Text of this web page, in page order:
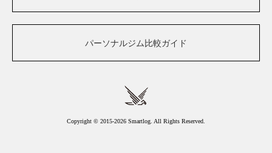
パーソナルジム比較ガイド
Copyright © 2015-2026 Smartlog. All Rights Reserved.